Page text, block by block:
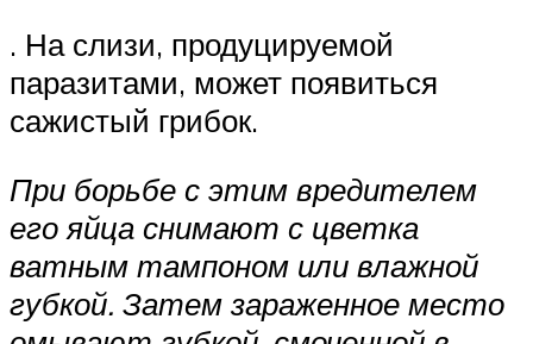
. На слизи, продуцируемой
паразитами, может появиться
сажистый грибок.
При борьбе с этим вредителем
его яйца снимают с цветка
ватным тампоном или влажной
губкой. Затем зараженное место